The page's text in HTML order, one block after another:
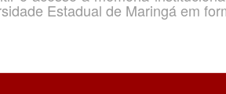
Estadual de Maringá em